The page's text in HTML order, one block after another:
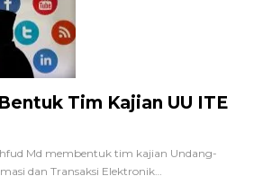
Tim Kajian UU ITE
Md membentuk tim kajian Undang-
dan Transaksi Elektronik…